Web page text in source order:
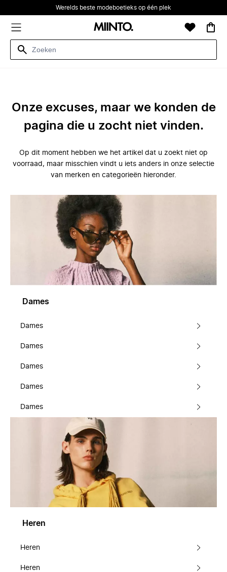
Werelds beste modeboetieks op één plek
Onze excuses, maar we konden de
pagina die u zocht niet vinden.
Op dit moment hebben we het artikel dat u zoekt niet op
voorraad, maar misschien vindt u iets anders in onze selectie
van merken en categorieën hieronder.
Dames
Dames
Dames
Dames
Dames
Dames
Heren
Heren
Heren